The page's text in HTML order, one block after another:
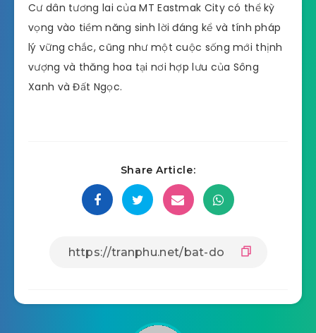
Cư dân tương lai của MT Eastmak City có thể kỳ
vọng vào tiềm năng sinh lời đáng kể và tính pháp
lý vững chắc, cũng như một cuộc sống mới thịnh
vượng và thăng hoa tại nơi hợp lưu của Sông
Xanh và Đất Ngọc.
Share Article: